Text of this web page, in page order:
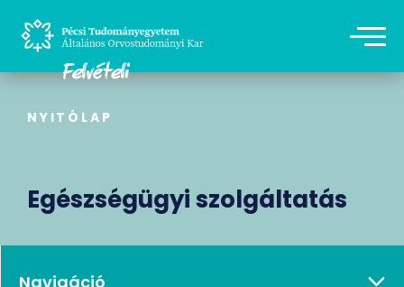
NYITÓLAP
Egészségügyi szolgáltatás
Navigáció